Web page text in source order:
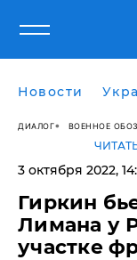
Новости
ДИАЛОГ ВОЕННОЕ
3 октября 2022,
Гиркин
Лимана у
участке